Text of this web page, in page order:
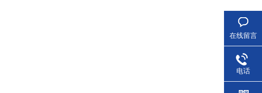
在线留言
电话